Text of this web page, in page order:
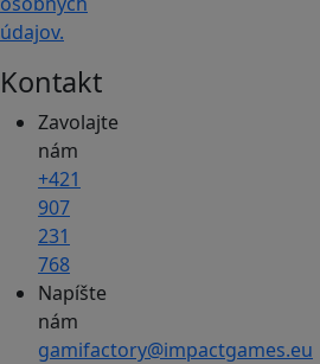
údajov.
Kontakt
Zavolajte
nám
+421
907
231
768
Napíšte
nám
gamifactory@impactgames.eu